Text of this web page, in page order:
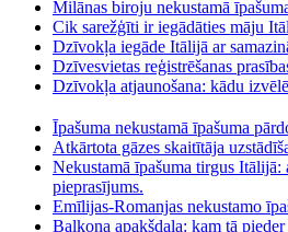
Milānas biroju nekustamā
Cik sarežģīti ir iegādāties māju
Dzīvokļa iegāde Itālijā ar
Dzīvesvietas reģistrēšanas
Dzīvokļa atjaunošana: kādu
Īpašuma nekustamā īpašuma
Atkārtota gāzes skaitītāja
Nekustamā īpašuma tirgus Itālijā:
pieprasījums.
Emīlijas-Romanjas nekustamo
Balkona apakšdaļa: kam tā